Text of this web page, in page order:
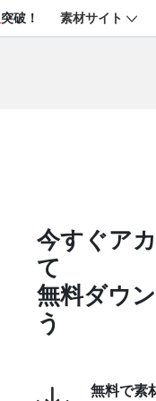
突破！ 素材サイト
今すぐア
て
無料ダウ
う
無料で素